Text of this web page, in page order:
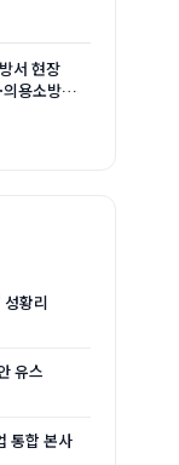
서 현장
용소방대
황리
유스
통합 본사